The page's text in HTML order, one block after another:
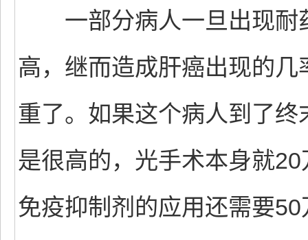
一部分病人一旦出现耐
高，继而造成肝癌出现的
重了。如果这个病人到了
是很高的，光手术本身就
免疫抑制剂的应用还需要